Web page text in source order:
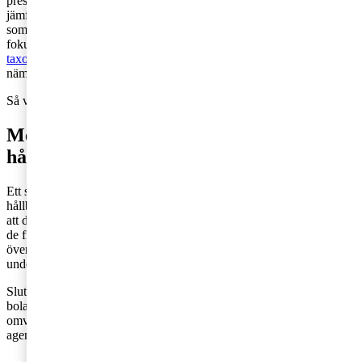
jämfört med exempelvis deras finansiella rapporter. Detta samtidigt
som marknaden och övergripande trender visar på ett alltmer ökat
fokus på just ESG och hållbarhetsrapportering (där
taxonomiförordningen
nämnas).
Så vad kan bolag göra för att förbättra sin position i detta avseende?
Metoder för att öka förtroendet i
hållbarhetsrapporten
Ett sätt för bolag och organisationer att öka förtroendet för
hållbarhetsrapportens innehåll kan vara att redan nu börja säkerställa
att denna baseras på samma robusta och kvalitetssäkrade data som
de finansiella rapporterna. Därtill kan bolag och organisationer se
över system och kontrollfunktioner för att kunna visa på hur
underlaget till hållbarhetsrapporten tagits fram.
Slutligen och framförallt bör ESG också bli en integrerad del av
bolagets övergripande strategiarbete, inte minst för att visa
omvärlden att ESG och hållbarhet ligger långt upp på företagets
agenda.